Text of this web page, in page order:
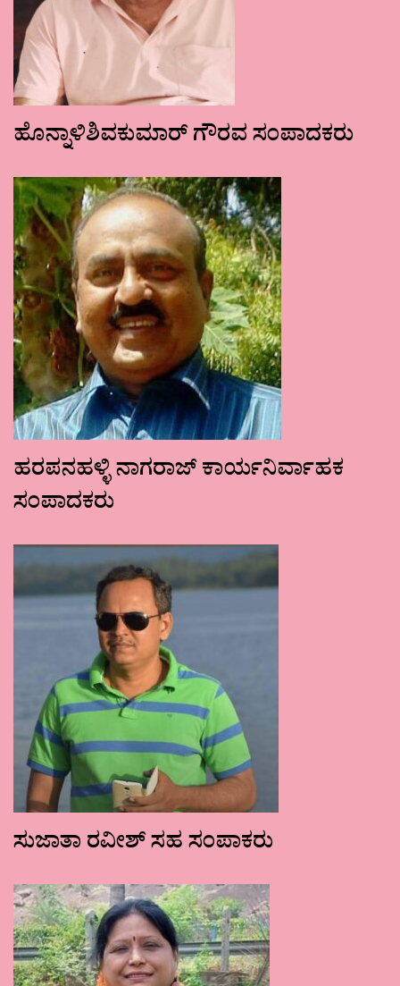
ಹೊನ್ನಾಳಿಶಿವಕುಮಾರ್ ಗೌರವ ಸಂಪಾದಕರು
ಹರಪನಹಳ್ಳಿ ನಾಗರಾಜ್ ಕಾರ್ಯನಿರ್ವಾಹಕ
ಸಂಪಾದಕರು
ಸುಜಾತಾ ರವೀಶ್ ಸಹ ಸಂಪಾಕರು